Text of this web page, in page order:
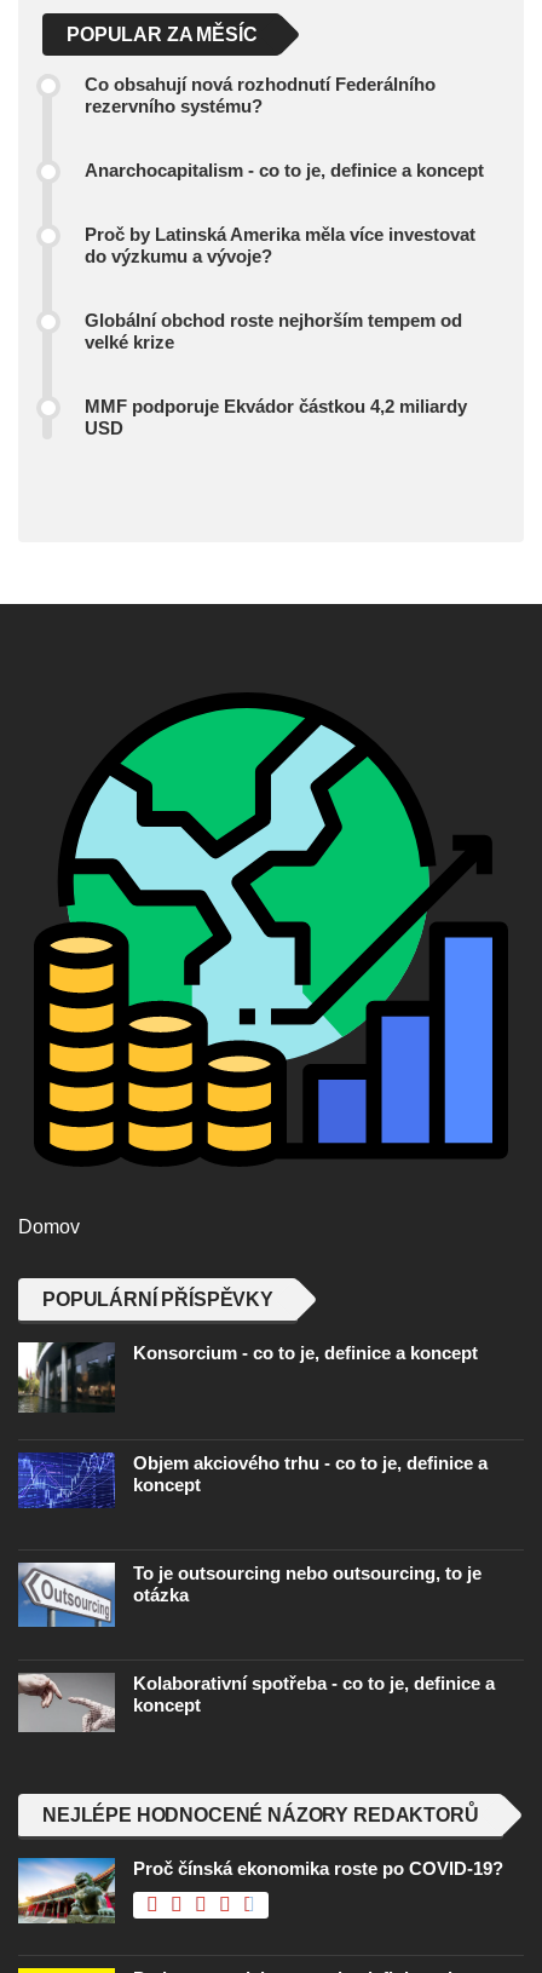
POPULAR ZA MĚSÍC
Co obsahují nová rozhodnutí Federálního
rezervního systému?
Anarchocapitalism - co to je, definice a koncept
Proč by Latinská Amerika měla více investovat
do výzkumu a vývoje?
Globální obchod roste nejhorším tempem od
velké krize
MMF podporuje Ekvádor částkou 4,2 miliardy
USD
Domov
POPULÁRNÍ PŘÍSPĚVKY
Konsorcium - co to je, definice a koncept
Objem akciového trhu - co to je, definice a
koncept
To je outsourcing nebo outsourcing, to je
otázka
Kolaborativní spotřeba - co to je, definice a
koncept
NEJLÉPE HODNOCENÉ NÁZORY REDAKTORŮ
Proč čínská ekonomika roste po COVID-19?